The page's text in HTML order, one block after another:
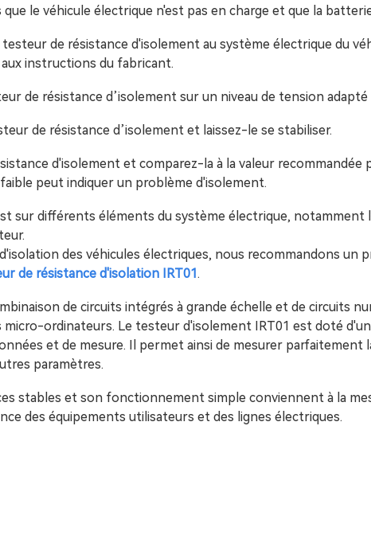
le véhicule électrique n'est pas en charge et que la
de résistance d'isolement au système électrique du
instructions du fabricant.
de résistance d’isolement sur un niveau de tension adapté
de résistance d’isolement et laissez-le se stabiliser.
d'isolement et comparez-la à la valeur recommandée
peut indiquer un problème d'isolement.
sur différents éléments du système électrique, notamment
des véhicules électriques, nous recommandons un
de résistance d'isolation IRT01.
de circuits intégrés à grande échelle et de circuits
micro-ordinateurs. Le testeur d'isolement IRT01 est doté
et de mesure. Il permet ainsi de mesurer parfaitement
paramètres.
stables et son fonctionnement simple conviennent à la
des équipements utilisateurs et des lignes électriques.